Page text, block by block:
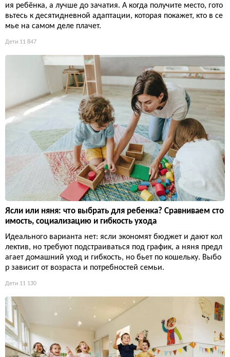
ия ребёнка, а лучше до зачатия. А когда получите место, гото
вьтесь к десятидневной адаптации, которая покажет, кто в се
мье на самом деле плачет.
Дети 11 847
Ясли или няня: что выбрать для ребенка? Сравниваем сто
имость, социализацию и гибкость ухода
Идеального варианта нет: ясли экономят бюджет и дают кол
лектив, но требуют подстраиваться под график, а няня предл
агает домашний уход и гибкость, но бьет по кошельку. Выбо
р зависит от возраста и потребностей семьи.
Дети 11 130